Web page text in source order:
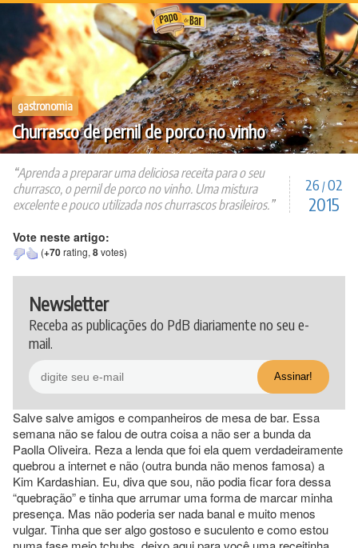
Ir
conteúdo
gastronomia
Churrasco de pernil de porco no vinho
26 /02
2015
Aprenda a preparar uma deliciosa receita para o seu
churrasco, o pernil de porco no vinho. Uma mistura
excelente e pouco utilizada nos churrascos brasileiros.
Vote neste artigo:
(+70rating, 8votes)
Newsletter
Receba as publicações do PdB diariamente no seu e-
mail.
Salve salve amigos e companheiros de mesa de bar. Essa
semana não se falou de outra coisa a não ser a bunda da
Paolla Oliveira. Reza a lenda que foi ela quem verdadeiramente
quebrou a internet e não (outra bunda não menos famosa) a
Kim Kardashian. Eu, diva que sou, não podia ficar fora dessa
“quebração” e tinha que arrumar uma forma de marcar minha
presença. Mas não poderia ser nada banal e muito menos
vulgar. Tinha que ser algo gostoso e suculento e como estou